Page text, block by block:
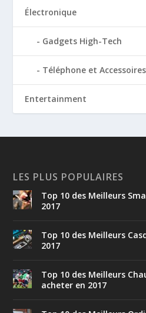
Électronique
Gadgets High-Tech
Téléphone et Accessoires
Entertainment
LES PLUS POPULAIRES
Top 10 des Meilleurs
2017
Top 10 des Meilleurs
2017
Top 10 des Meilleurs
acheter en 2017